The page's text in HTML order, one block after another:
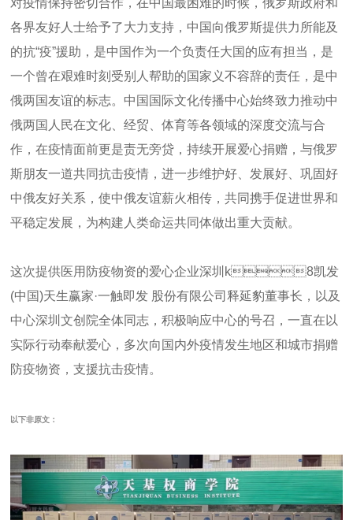
平稳定发展，为构建人类命运共同体做出重大贡献。
防疫物资，支援抗击疫情。
以下非原文：